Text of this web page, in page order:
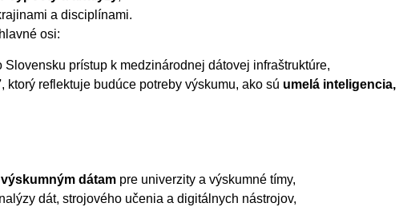
a disciplínami.
osi:
Slovensku prístup k medzinárodnej dátovej infraštruktúre,
, ktorý reflektuje budúce potreby výskumu, ako sú umelá
dátam pre univerzity a výskumné tímy,
dát, strojového učenia a digitálnych nástrojov,